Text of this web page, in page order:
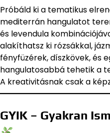
Próbáld ki a tematikus
mediterrán hangulatot
és levendula
alakíthatsz ki rózsákkal,
fényfüzérek, díszkövek, és
hangulatosabbá tehetik a
A kreativitásnak csak a
GYIK – Gyakran